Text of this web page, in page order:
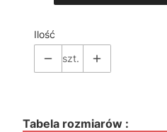
Ilość
szt.
Tabela rozmiarów :